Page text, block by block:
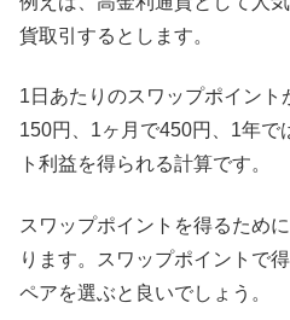
貨取引するとします。
1日あたりのスワップポイン
150円、1ヶ月で450円、1年で
ト利益を得られる計算です。
スワップポイントを得るため
ります。スワップポイントで
ペアを選ぶと良いでしょう。